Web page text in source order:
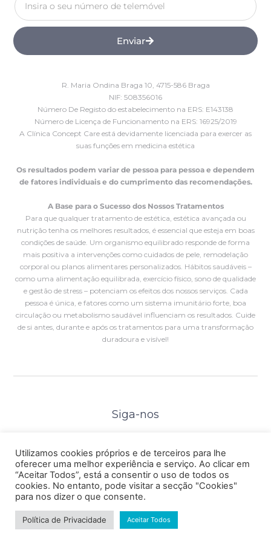
Enviar
R. Maria Ondina Braga 10, 4715-586 Braga
NIF: 508356016
Número De Registo do estabelecimento na ERS: E143138
Número de Licença de Funcionamento na ERS: 16925/2019
A Clínica Concept Care está devidamente licenciada para exercer as
suas funções em medicina estética
Os resultados podem variar de pessoa para pessoa e dependem
de fatores individuais e do cumprimento das recomendações.
A Base para o Sucesso dos Nossos Tratamentos
Para que qualquer tratamento de estética, estética avançada ou
nutrição tenha os melhores resultados, é essencial que esteja em boas
condições de saúde. Um organismo equilibrado responde de forma
mais positiva a intervenções como cuidados de pele, remodelação
corporal ou planos alimentares personalizados. Hábitos saudáveis –
como uma alimentação equilibrada, exercício físico, sono de qualidade
e gestão de stress – potenciam os efeitos dos nossos serviços. Cada
pessoa é única, e fatores como um sistema imunitário forte, boa
circulação ou metabolismo saudável influenciam os resultados. Cuide
de si antes, durante e após os tratamentos para uma transformação
duradoura e visível!
Siga-nos
PROTOCOLOS
© 2026 Concept Care®
Utilizamos cookies próprios e de terceiros para lhe
oferecer uma melhor experiência e serviço. Ao clicar em
“Aceitar Todos”, está a consentir o uso de todos os
cookies. No entanto, pode visitar a secção "Cookies"
para nos dizer o que consente.
Política de Privacidade Aceitar Todos